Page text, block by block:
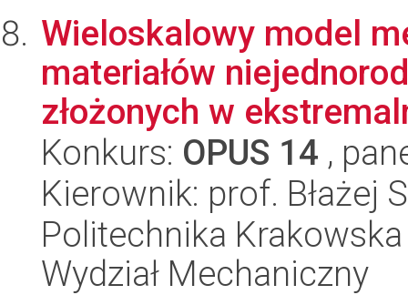
Wieloskalowy model
materiałów
złożonych w
Konkurs: OPUS 14 ,
Kierownik: prof. Błażej
Politechnika
Wydział Mechaniczny